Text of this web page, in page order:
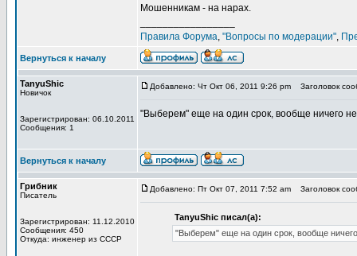
Мошенникам - на нарах.
Правила Форума, "Вопросы по модерации",
Вернуться к началу
TanyuShic
Новичок
Зарегистрирован: 06.10.2011
Сообщения: 1
Добавлено: Чт Окт 06, 2011 9:26 pm Заголовок
"Выберем" еще на один срок, вообще ничего не
Вернуться к началу
Грибник
Писатель
Зарегистрирован: 11.12.2010
Сообщения: 450
Откуда: инженер из СССР
Добавлено: Пт Окт 07, 2011 7:52 am Заголовок
TanyuShic писал(а):
"Выберем" еще на один срок, вообще